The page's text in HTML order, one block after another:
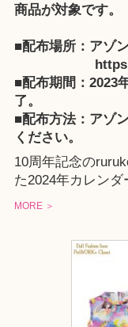
商品が対象です。
■配布場所：アゾ
■配布期間：2023
了。
■配布方法： アゾ
ください。
10周年記念の
た2024年カレンダ
MORE ＞